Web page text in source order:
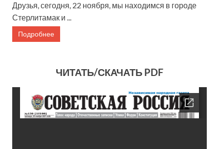
Друзья, сегодня, 22 ноября, мы находимся в городе
Стерлитамак и ...
Подробнее
ЧИТАТЬ/СКАЧАТЬ PDF